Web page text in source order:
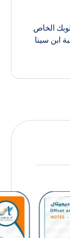
الخاص
ابن سينا